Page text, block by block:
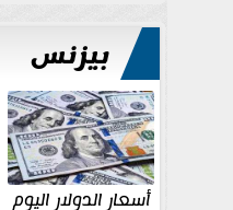
بيزنس
أسعار الدولار اليوم